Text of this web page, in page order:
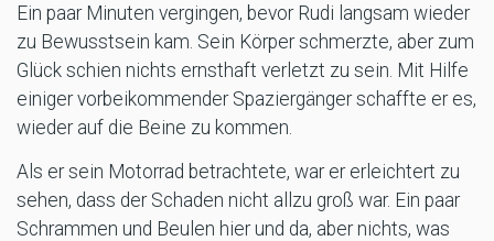
Ein paar Minuten vergingen, bevor Rudi langsam wieder
zu Bewusstsein kam. Sein Körper schmerzte, aber zum
Glück schien nichts ernsthaft verletzt zu sein. Mit Hilfe
einiger vorbeikommender Spaziergänger schaffte er es,
wieder auf die Beine zu kommen.
Als er sein Motorrad betrachtete, war er erleichtert zu
sehen, dass der Schaden nicht allzu groß war. Ein paar
Schrammen und Beulen hier und da, aber nichts, was